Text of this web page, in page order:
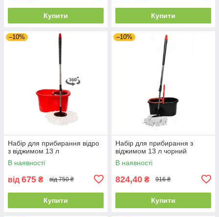
Купити Купити
–10%
Набір для прибирання відро
з віджимом 13 л
В наявності
від 675 ₴ від 750 ₴
Купити
–10%
Набір для прибирання з
віджимом 13 л чорний
В наявності
824,40 ₴ 916 ₴
Купити